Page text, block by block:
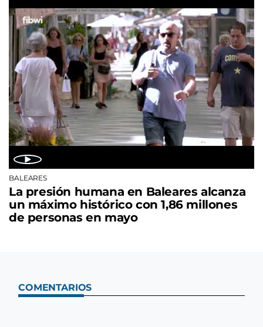
BALEARES
La presión humana en Baleares alcanza
un máximo histórico con 1,86 millones
de personas en mayo
COMENTARIOS